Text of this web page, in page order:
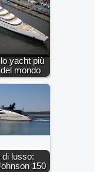
yacht più
mondo
di lusso:
150